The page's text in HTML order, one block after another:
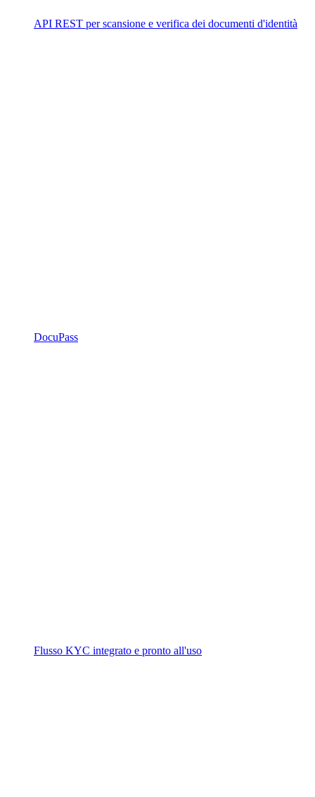
API REST per scansione e verifica dei documenti d'identità
DocuPass
Flusso KYC integrato e pronto all'uso